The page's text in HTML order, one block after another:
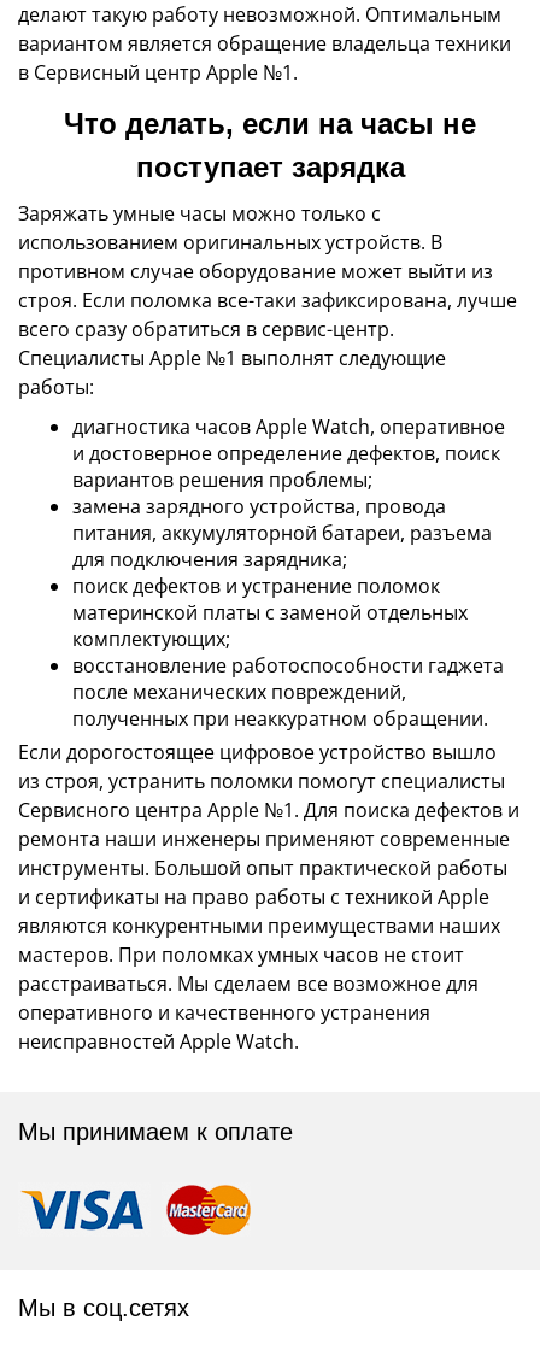
делают такую работу невозможной. Оптимальным
вариантом является обращение владельца техники
в Сервисный центр Apple №1.
Что делать, если на часы не
поступает зарядка
Заряжать умные часы можно только с
использованием оригинальных устройств. В
противном случае оборудование может выйти из
строя. Если поломка все-таки зафиксирована, лучше
всего сразу обратиться в сервис-центр.
Специалисты Apple №1 выполнят следующие
работы:
диагностика часов Apple Watch, оперативное
и достоверное определение дефектов, поиск
вариантов решения проблемы;
замена зарядного устройства, провода
питания, аккумуляторной батареи, разъема
для подключения зарядника;
поиск дефектов и устранение поломок
материнской платы с заменой отдельных
комплектующих;
восстановление работоспособности гаджета
после механических повреждений,
полученных при неаккуратном обращении.
Если дорогостоящее цифровое устройство вышло
из строя, устранить поломки помогут специалисты
Сервисного центра Apple №1. Для поиска дефектов и
ремонта наши инженеры применяют современные
инструменты. Большой опыт практической работы
и сертификаты на право работы с техникой Apple
являются конкурентными преимуществами наших
мастеров. При поломках умных часов не стоит
расстраиваться. Мы сделаем все возможное для
оперативного и качественного устранения
неисправностей Apple Watch.
Мы принимаем к оплате
Мы в соц.сетях